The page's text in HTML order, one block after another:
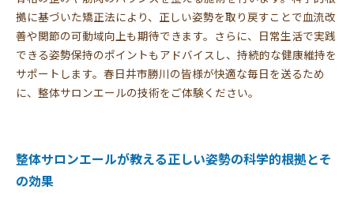
拠に基づいた矯正法により、正しい姿勢を取り戻すことで血流改
善や関節の可動域向上も期待できます。さらに、日常生活で実践
できる姿勢保持のポイントもアドバイスし、持続的な健康維持を
サポートします。春日井市勝川の皆様が快適な毎日を送るため
に、整体サロンエールの技術をご体験ください。
整体サロンエールが教える正しい姿勢の科学的根拠とそ
の効果